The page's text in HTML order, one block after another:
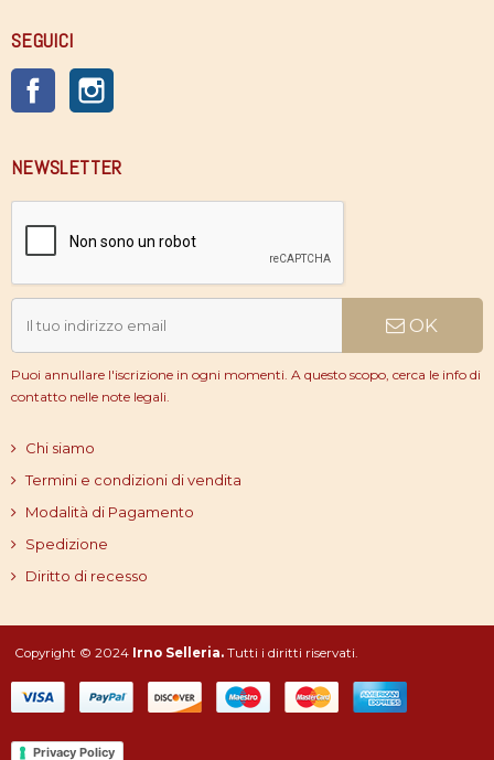
SEGUICI
Facebook
NEWSLETTER
OK
Puoi annullare l'iscrizione in ogni momenti. A questo scopo, cerca le info di
contatto nelle note legali.
Chi siamo
Termini e condizioni di vendita
Modalità di Pagamento
Spedizione
Diritto di recesso
Copyright © 2024 Irno Selleria. Tutti i diritti riservati.
Privacy Policy